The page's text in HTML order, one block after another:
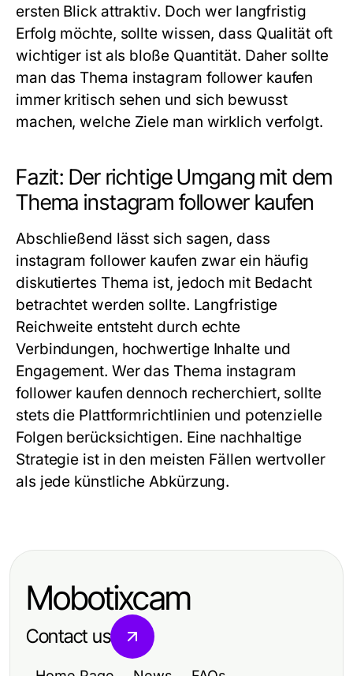
ersten Blick attraktiv. Doch wer langfristig
Erfolg möchte, sollte wissen, dass Qualität oft
wichtiger ist als bloße Quantität. Daher sollte
man das Thema instagram follower kaufen
immer kritisch sehen und sich bewusst
machen, welche Ziele man wirklich verfolgt.
Fazit: Der richtige Umgang mit dem
Thema instagram follower kaufen
Abschließend lässt sich sagen, dass
instagram follower kaufen zwar ein häufig
diskutiertes Thema ist, jedoch mit Bedacht
betrachtet werden sollte. Langfristige
Reichweite entsteht durch echte
Verbindungen, hochwertige Inhalte und
Engagement. Wer das Thema instagram
follower kaufen dennoch recherchiert, sollte
stets die Plattformrichtlinien und potenzielle
Folgen berücksichtigen. Eine nachhaltige
Strategie ist in den meisten Fällen wertvoller
als jede künstliche Abkürzung.
Mobotixcam
Contact us